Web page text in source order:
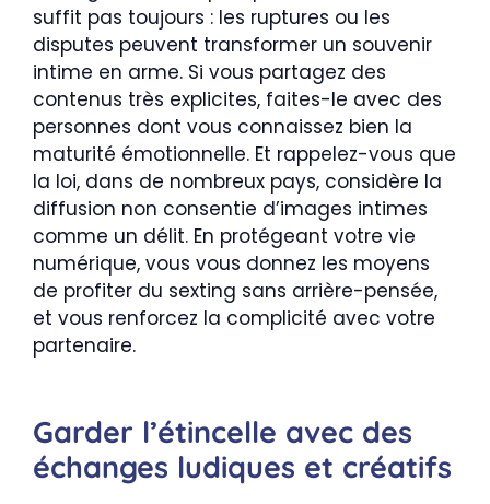
suffit pas toujours : les ruptures ou les
disputes peuvent transformer un souvenir
intime en arme. Si vous partagez des
contenus très explicites, faites-le avec des
personnes dont vous connaissez bien la
maturité émotionnelle. Et rappelez-vous que
la loi, dans de nombreux pays, considère la
diffusion non consentie d’images intimes
comme un délit. En protégeant votre vie
numérique, vous vous donnez les moyens
de profiter du sexting sans arrière-pensée,
et vous renforcez la complicité avec votre
partenaire.
Garder l’étincelle avec des
échanges ludiques et créatifs